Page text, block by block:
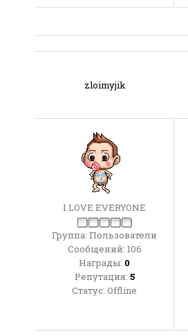
zloimyjik
I LOVE EVERYONE
Группа: Пользователи
Сообщений: 106
Награды: 0
Репутация: 5
Статус: Offline